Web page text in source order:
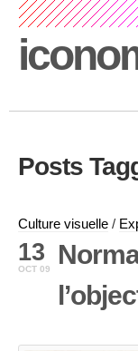
Posts
Culture visuelle /
13
OCT 09